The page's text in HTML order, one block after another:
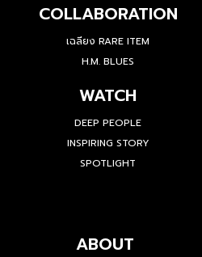
COLLABORATION
เฉลียง RARE ITEM
H.M. BLUES
WATCH
DEEP PEOPLE
INSPIRING STORY
SPOTLIGHT
ABOUT